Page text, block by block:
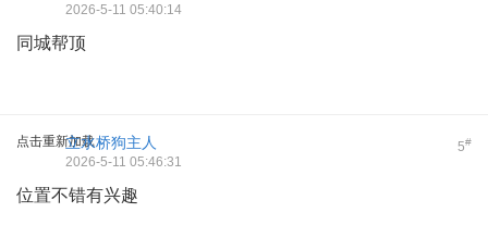
2026-5-11 05:40:14
同城帮顶
点击重新加载 5#
立水桥狗主人
2026-5-11 05:46:31
位置不错有兴趣